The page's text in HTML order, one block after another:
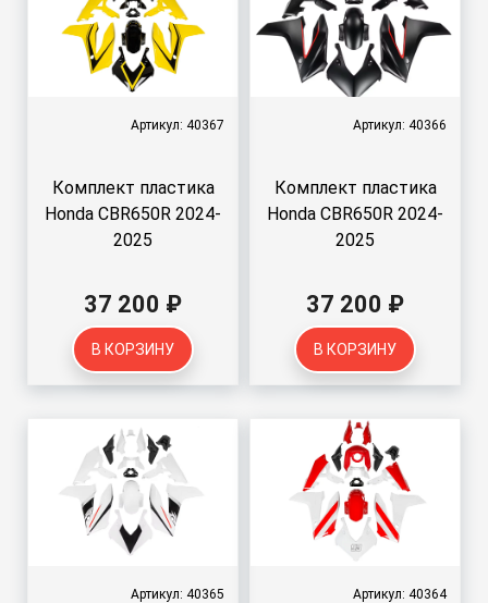
Артикул: 40367
Комплект пластика
Honda CBR650R 2024-
2025
37 200 ₽
В КОРЗИНУ
Артикул: 40366
Комплект пластика
Honda CBR650R 2024-
2025
37 200 ₽
В КОРЗИНУ
Артикул: 40365 Артикул: 40364